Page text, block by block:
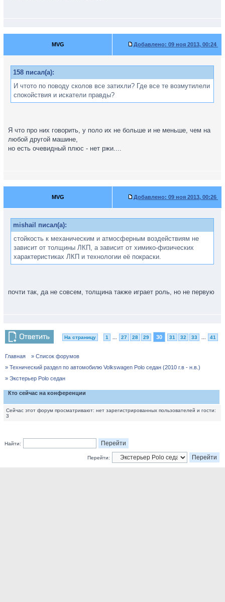
MVG Добавлено: 09 ноя 2013, 00:24
158 писал(а):
И чтото по поводу сколов все затихли? Где все те возмутилели
спокойствия и искатели правды?
Я что про них говорить, у поло их не больше и не меньше, чем на
любой другой машине,
но есть очевидный плюс - нет ржи....
MVG Добавлено: 09 ноя 2013, 00:26
mishail писал(а):
стойкость к механическим и атмосферным воздействиям не
зависит от толщины ЛКП, а зависит от химико-физических
характеристиках ЛКП и технологии её покраски.
почти так, да не совсем, толщина также играет роль, но не первую
На страницу 1 27 28 29 30 31 32 33 41
Главная
» Список форумов
» Технический раздел по автомобилю Volkswagen Polo седан (2010 г.в - н.в.)
» Экстерьер Polo седан
Кто сейчас на конференции
Сейчас этот форум просматривают: нет зарегистрированных пользователей и гости:
3
Найти:
Перейти: